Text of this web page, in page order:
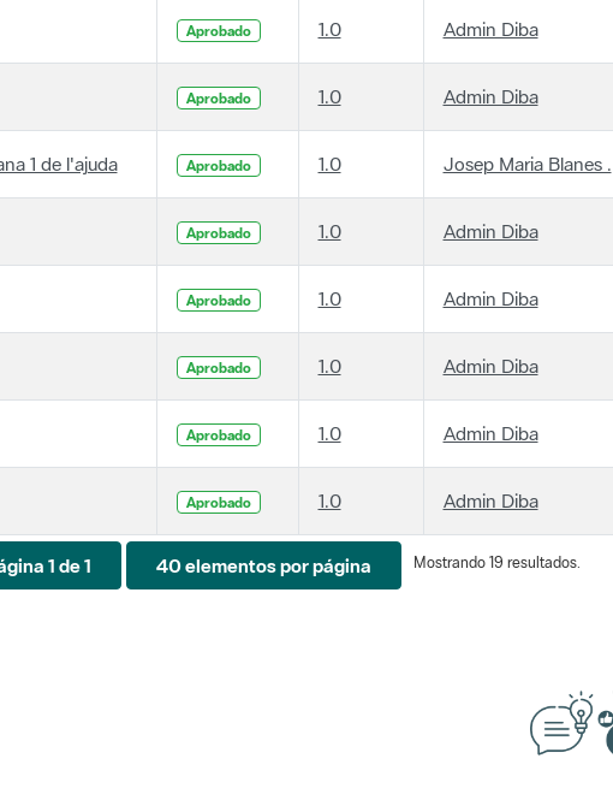
Aprobado 1.0 Admin Diba
Aprobado 1.0 Admin Diba
1 de l'ajuda Aprobado 1.0 Josep Maria Blanes .
Aprobado 1.0 Admin Diba
Aprobado 1.0 Admin Diba
Aprobado 1.0 Admin Diba
Aprobado 1.0 Admin Diba
Aprobado 1.0 Admin Diba
1 de 1 40 elementos por página Mostrando 19 resultados.